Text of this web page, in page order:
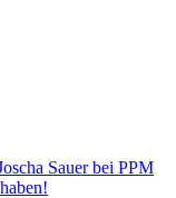
Sauer bei PPM